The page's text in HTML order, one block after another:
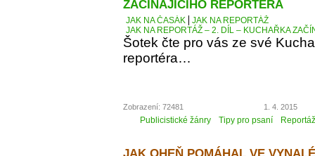
ZAČÍNAJÍCÍHO REPORTÉRA
JAK NA ČASÁK
JAK NA REPORTÁŽ
JAK NA REPORTÁŽ – 2. DÍL – KUCHAŘKA
Šotek čte pro vás ze své
reportéra…
Zobrazení: 72481 1. 4. 2015
Publicistické žánry Tipy pro psaní Reportáž
JAK OHEŇ POMÁHAL VE